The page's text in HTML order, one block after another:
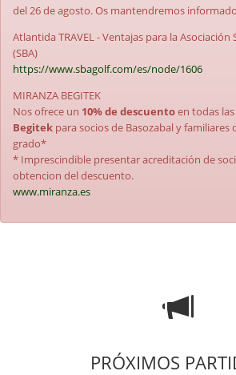
del 26 de agosto. Os mantendremos
Atlantida TRAVEL - Ventajas para la Asociación
(SBA)
https://www.sbagolf.com/es/node/1606
MIRANZA BEGITEK
Nos ofrece un 10% de descuentoen todas
Begitek para socios de Basozabal y
grado*
* Imprescindible presentar acreditación de
obtencion del descuento.
www.miranza.es
PRÓXIMOS